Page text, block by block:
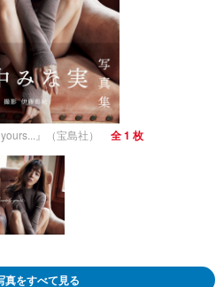
』（宝島社） 全 1 枚
真をすべて見る